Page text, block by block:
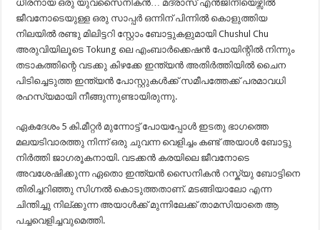
ധീരനായ ഒരു യുവസൈനികൻ… മദ്രാസ് എൻജിനീയെഴ്സിൽ
ജീവനോടെയുള്ള ഒരു സാപ്പർ ഒന്നിന് പിന്നിൽ കൊളുത്തിയ
നിലയിൽ രണ്ടു മിലിട്ടറി സ്റ്റോം ബോട്ടുകളുമായി Chushul Chu
അരുവിയിലൂടെ Tokung ലെ എംബാർക്കെഷൻ പോയിന്റിൽ നിന്നും
തടാകത്തിന്റെ വടക്കു കിഴക്കേ ഇന്ത്യൻ അതിർത്തിയിൽ ചൈന
പിടിച്ചെടുത്ത ഇന്ത്യൻ പോസ്റ്റുകൾക്ക് സമീപത്തേക്ക് പരമാവധി
രഹസ്യമായി നീങ്ങുന്നുണ്ടായിരുന്നു.
ഏകദേശം 5 കി.മീറ്റർ മുന്നോട്ട് പോയപ്പോൾ ഇടതു ഭാഗത്തെ
മലയടിവാരത്തു നിന്ന് ഒരു ചുവന്ന വെളിച്ചം കണ്ട് അയാൾ ബോട്ടു
നിർത്തി ജാഗരൂകനായി. വടക്കൻ കരയിലെ ജീവനോടെ
അവശേഷിക്കുന്ന ഏതൊ ഇന്ത്യൻ സൈനികൻ റസ്ക്യു ബോട്ടിനെ
തിരിച്ചറിഞ്ഞു സിഗ്നൽ കൊടുത്തതാണ്. മടങ്ങിയാലോ എന്ന
ചിന്തിച്ചു നില്ക്കുന്ന അയാൾക്ക് മുന്നിലേക്ക് താമസിയാതെ ആ
പച്ചവെളിച്ചവുമെത്തി.